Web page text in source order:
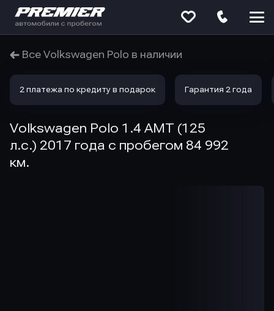
Все Volkswagen Polo в наличии
2 платежа по кредиту в подарок Гарантия 2 года
Volkswagen Polo 1.4 AMT (125
л.с.) 2017 года с пробегом 84 992
км.